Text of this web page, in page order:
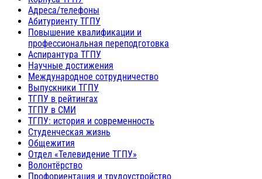
Адреса/телефоны
Абитуриенту ТГПУ
Повышение квалификации и
профессиональная переподготовка
Аспирантура ТГПУ
Научные достижения
Международное сотрудничество
Выпускники ТГПУ
ТГПУ в рейтингах
ТГПУ в СМИ
ТГПУ: история и современность
Студенческая жизнь
Общежития
Отдел «Телевидение ТГПУ»
Волонтёрство
Профориентация и трудоустройство